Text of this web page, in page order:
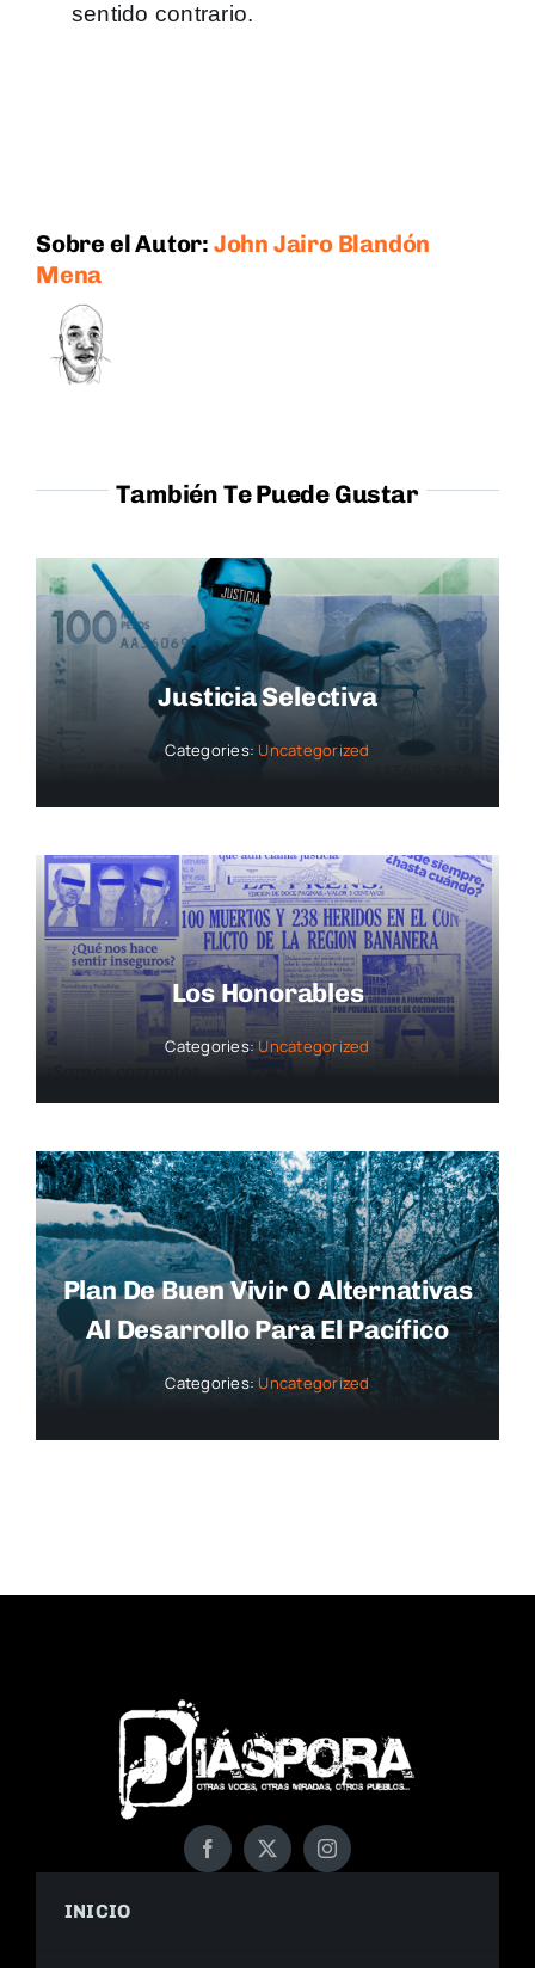
sentido contrario.
Sobre el Autor: John Jairo Blandón
Mena
También Te Puede Gustar
Justicia Selectiva
Categories: Uncategorized
Los Honorables
Categories:Uncategorized
Plan De Buen Vivir O Alternativas
Al Desarrollo Para El Pacífico
Categories:Uncategorized
INICIO